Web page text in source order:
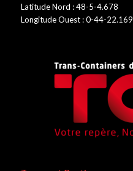
Latitude Nord : 48-5-4.678
Longitude Ouest : 0-44-22.169